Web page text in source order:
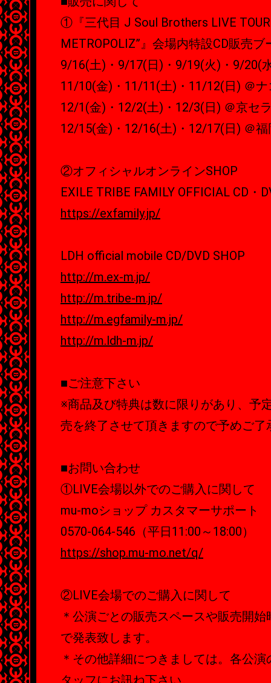
①『三代目 J Soul Brothers LIVE
METROPOLIZ”』会場内特設CD販売ブ
9/16(土)・9/17(日)・9/19(火)・9/20(
11/10(金)・11/11(土)・11/12(日) ＠ナ
12/1(金)・12/2(土)・12/3(日) ＠京セ
12/15(金)・12/16(土)・12/17(日) ＠
②オフィシャルオンラインSHOP
EXILE TRIBE FAMILY OFFICIAL CD・
https://exfamily.jp/
LDH official mobile CD/DVD SHOP
http://m.ex-m.jp/
http://m.tribe-m.jp/
http://m.egfamily-m.jp/
http://m.ldh-m.jp/
■ご注意下さい
※商品及び特典は数に限りがあり、予
売を終了させて頂きますので予めご了
■お問い合わせ
①LIVE会場以外でのご購入に関して
mu-moショップ カスタマーサポート
0570-064-546（平日11:00～18:00）
https://shop.mu-mo.net/q/
②LIVE会場でのご購入に関して
＊公演ごとの販売スペースや販売開
で発表致します。
＊その他詳細につきましては。各公
タッフにお訊ね下さい。